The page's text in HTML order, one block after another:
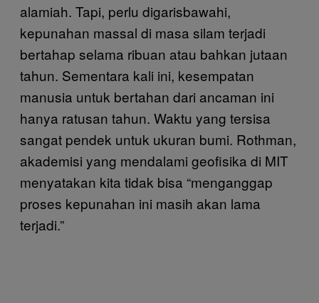
alamiah. Tapi, perlu digarisbawahi,
kepunahan massal di masa silam terjadi
bertahap selama ribuan atau bahkan jutaan
tahun. Sementara kali ini, kesempatan
manusia untuk bertahan dari ancaman ini
hanya ratusan tahun. Waktu yang tersisa
sangat pendek untuk ukuran bumi. Rothman,
akademisi yang mendalami geofisika di MIT
menyatakan kita tidak bisa “menganggap
proses kepunahan ini masih akan lama
terjadi.”